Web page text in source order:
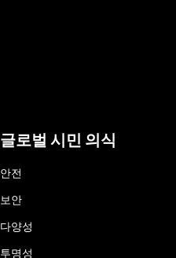
글로벌 시민 의식
안전
보안
다양성
투명성